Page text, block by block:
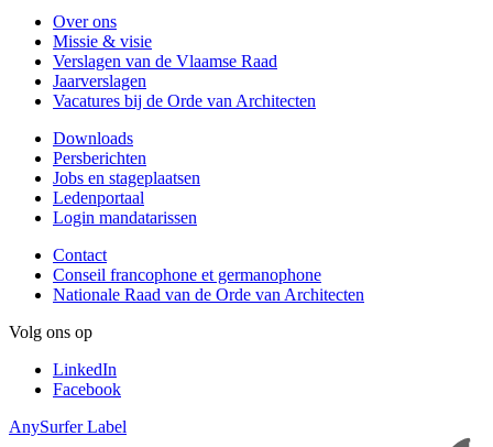
Over ons
Missie & visie
Verslagen van de Vlaamse Raad
Jaarverslagen
Vacatures bij de Orde van Architecten
Downloads
Persberichten
Jobs en stageplaatsen
Ledenportaal
Login mandatarissen
Contact
Conseil francophone et germanophone
Nationale Raad van de Orde van Architecten
Volg ons op
LinkedIn
Facebook
AnySurfer Label